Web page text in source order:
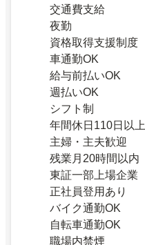
交通費支給
夜勤
資格取得支援制度
車通勤OK
給与前払いOK
週払いOK
シフト制
年間休日110日以上
主婦・主夫歓迎
残業月20時間以内
東証一部上場企業
正社員登用あり
バイク通勤OK
自転車通勤OK
職場内禁煙